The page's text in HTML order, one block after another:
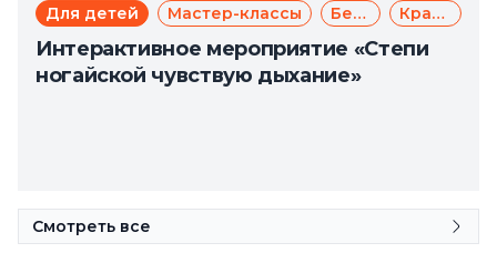
Для детей Мастер-классы Бесплатно Краеведение
Интерактивное мероприятие «Степи
ногайской чувствую дыхание»
Смотреть все